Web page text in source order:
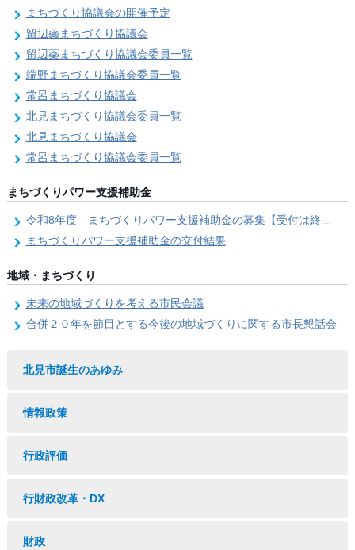
まちづくり協議会の開催予定
留辺蘂まちづくり協議会
留辺蘂まちづくり協議会委員一覧
端野まちづくり協議会委員一覧
常呂まちづくり協議会
北見まちづくり協議会委員一覧
北見まちづくり協議会
常呂まちづくり協議会委員一覧
まちづくりパワー支援補助金
令和8年度 まちづくりパワー支援補助金の募集【受付は終了しました。】
まちづくりパワー支援補助金の交付結果
地域・まちづくり
未来の地域づくりを考える市民会議
合併２０年を節目とする今後の地域づくりに関する市長懇話会
北見市誕生のあゆみ
情報政策
行政評価
行財政改革・DX
財政